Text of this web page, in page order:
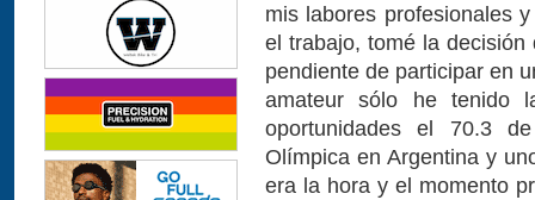
mis labores profesionales
el trabajo, tomé la
pendiente de participar en
amateur sólo he tenido
oportunidades el 70.3
Olímpica en Argentina y
era la hora y el momento